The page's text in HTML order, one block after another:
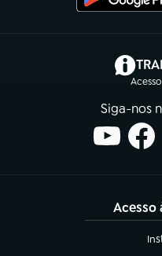
Siga-nos
Acesso